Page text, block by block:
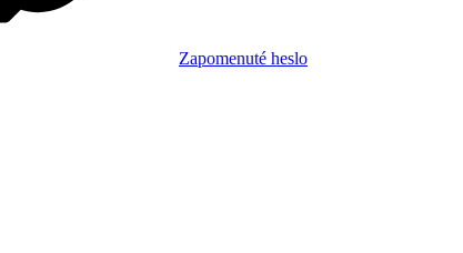
Zapomenuté heslo